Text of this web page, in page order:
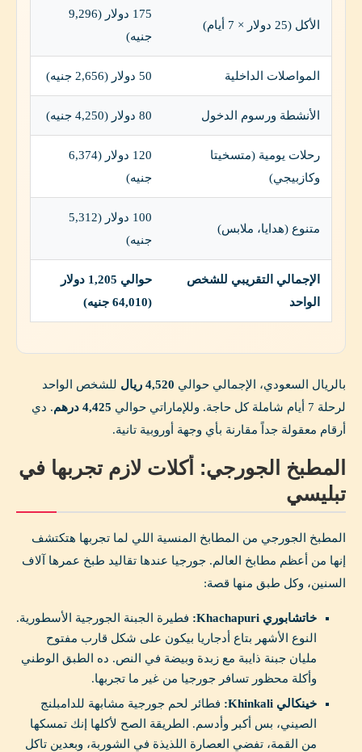
الأكل (25 دولار × 7 أيام)
175 دولار (9,296
جنيه)
المواصلات الداخلية 50 دولار (2,656 جنيه)
الأنشطة ورسوم الدخول 80 دولار (4,250 جنيه)
رحلات يومية (متسخيتا
وكازبيجي)
120 دولار (6,374
جنيه)
متنوع (هدايا، ملابس)
100 دولار (5,312
جنيه)
الإجمالي التقريبي للشخص
الواحد
حوالي 1,205 دولار
(64,010 جنيه)
بالريال السعودي، الإجمالي حوالي 4,520 ريال
للشخص الواحد
لرحلة 7 أيام شاملة كل حاجة. وللإماراتي حوالي
4,425 درهم
. دي
أرقام معقولة جداً مقارنة بأي وجهة أوروبية تانية.
المطبخ الجورجي: أكلات لازم تجربها في
تبليسي
المطبخ الجورجي من المطابخ المنسية اللي لما تجربها هتكتشف
إنها من أعظم مطابخ العالم. جورجيا عندها تقاليد طبخ عمرها آلاف
السنين، وكل طبق منها قصة:
خاتشابوري Khachapuri:
فطيرة الجبنة الجورجية الأسطورية.
النوع الأشهر بتاع أدجاريا بيكون على شكل قارب مفتوح
مليان جبنة ذايبة مع زبدة وبيضة في النص. ده الطبق الوطني
وأكلة محظور تسافر جورجيا من غير ما تجربها.
خينكالي Khinkali:
فطائر لحم جورجية مشابهة للدامبلنج
الصيني، بس أكبر وأدسم. الطريقة الصح لأكلها إنك تمسكها
من القمة، تفضي العصارة اللذيذة في الشوربة، وبعدين تاكل